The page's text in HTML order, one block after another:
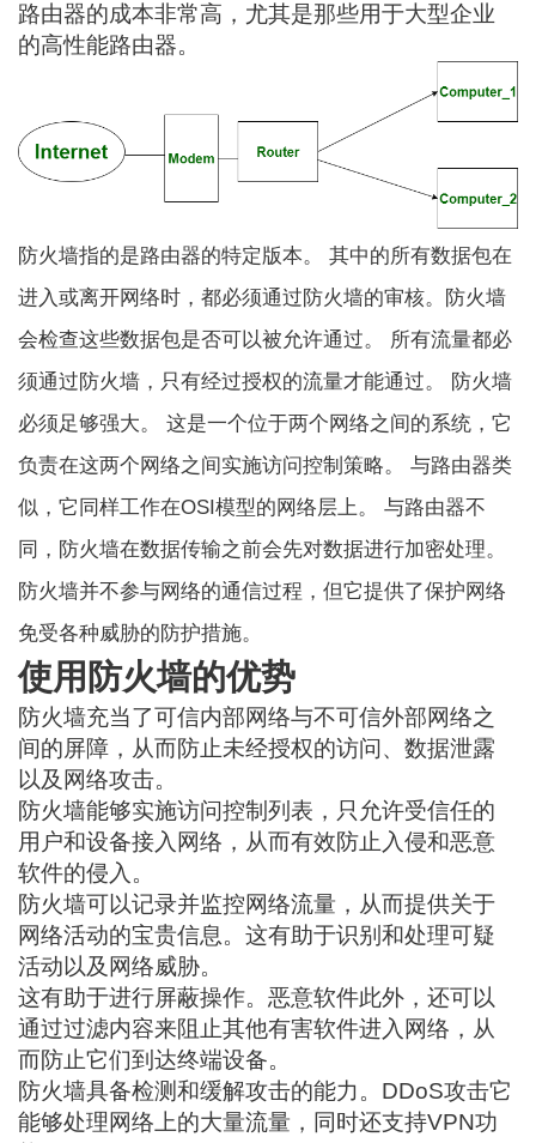
路由器的成本非常高，尤其是那些用于大型企业
的高性能路由器。
防火墙指的是路由器的特定版本。 其中的所有数据包在
进入或离开网络时，都必须通过防火墙的审核。防火墙
会检查这些数据包是否可以被允许通过。 所有流量都必
须通过防火墙，只有经过授权的流量才能通过。 防火墙
必须足够强大。 这是一个位于两个网络之间的系统，它
负责在这两个网络之间实施访问控制策略。 与路由器类
似，它同样工作在OSI模型的网络层上。 与路由器不
同，防火墙在数据传输之前会先对数据进行加密处理。
防火墙并不参与网络的通信过程，但它提供了保护网络
免受各种威胁的防护措施。
使用防火墙的优势
防火墙充当了可信内部网络与不可信外部网络之
间的屏障，从而防止未经授权的访问、数据泄露
以及网络攻击。
防火墙能够实施访问控制列表，只允许受信任的
用户和设备接入网络，从而有效防止入侵和恶意
软件的侵入。
防火墙可以记录并监控网络流量，从而提供关于
网络活动的宝贵信息。这有助于识别和处理可疑
活动以及网络威胁。
这有助于进行屏蔽操作。恶意软件此外，还可以
通过过滤内容来阻止其他有害软件进入网络，从
而防止它们到达终端设备。
防火墙具备检测和缓解攻击的能力。 DDoS攻击它
能够处理网络上的大量流量，同时还支持VPN功